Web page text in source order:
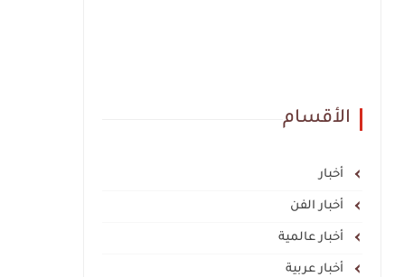
الأقسام
أخبار
أخبار الفن
أخبار عالمية
أخبار عربية